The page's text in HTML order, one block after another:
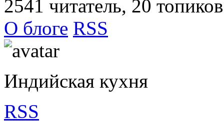
2541 читатель, 20 топиков
О блоге RSS
Индийская кухня
RSS